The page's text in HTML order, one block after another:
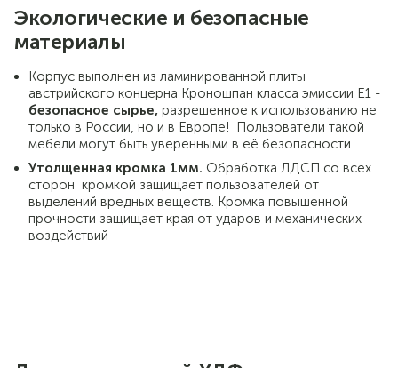
Экологические и безопасные
материалы
Корпус выполнен из ламинированной плиты
австрийского концерна Кроношпан класса эмиссии Е1 -
безопасное сырье, разрешенное к использованию не
только в России, но и в Европе! Пользователи такой
мебели могут быть уверенными в её безопасности
Утолщенная кромка 1мм. Обработка ЛДСП со всех
сторон кромкой защищает пользователей от
выделений вредных веществ. Кромка повышенной
прочности защищает края от ударов и механических
воздействий